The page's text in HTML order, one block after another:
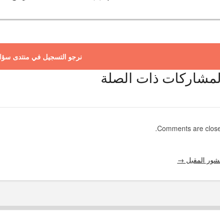
نرجو التسجيل في منتدى
ذات الصلة
Comments are
المقبل →